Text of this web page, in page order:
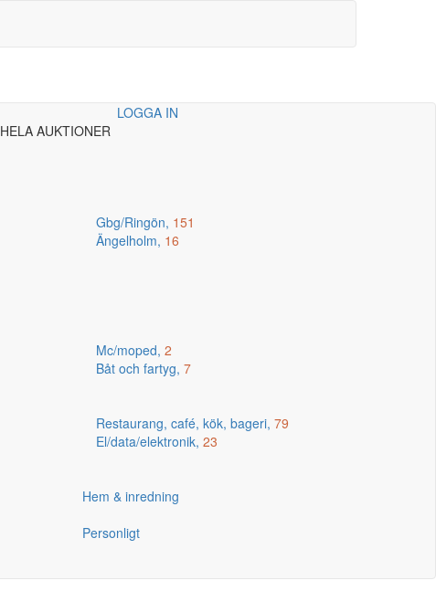
LOGGA IN
HELA AUKTIONER
Gbg/Ringön, 151
Ängelholm, 16
Mc/moped, 2
Båt och fartyg, 7
Restaurang, café, kök, bageri, 79
El/data/elektronik, 23
Hem & inredning
Personligt